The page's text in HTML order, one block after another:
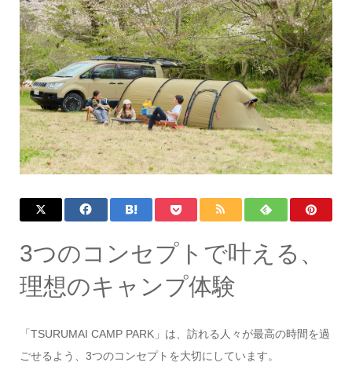
3つのコンセプトで叶える、
理想のキャンプ体験
「TSURUMAI CAMP PARK」は、訪れる人々が最高の時間を過
ごせるよう、3つのコンセプトを大切にしています。